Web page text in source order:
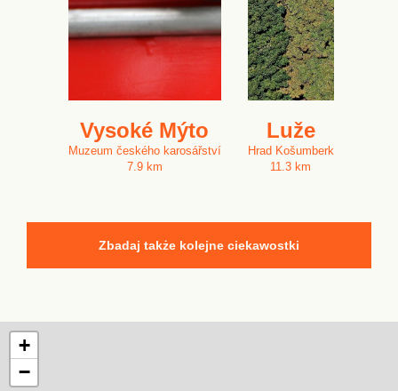
Vysoké Mýto
Muzeum českého karosářství
7.9 km
Luže
Hrad Košumberk
11.3 km
Zbadaj także kolejne ciekawostki
+
−